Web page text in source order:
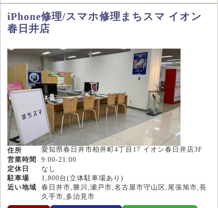
iPhone修理/スマホ修理まちスマ イオン
春日井店
住所
愛知県春日井市柏井町4丁目17 イオン春日井店3F
営業時間
9:00-21:00
定休日
なし
駐車場
1,800台(立体駐車場あり)
近い地域
春日井市,勝川,瀬戸市,名古屋市守山区,尾張旭市,長
久手市,多治見市